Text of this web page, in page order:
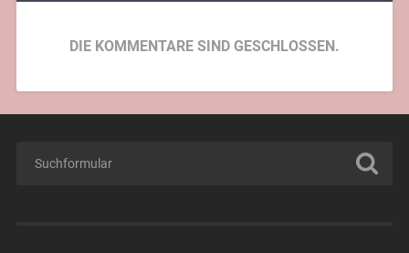
DIE KOMMENTARE SIND GESCHLOSSEN.